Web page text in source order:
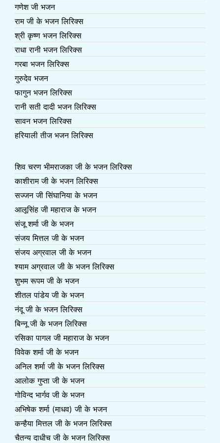
गणेश जी भजन
राम जी के भजन लिरिक्स
श्री कृष्ण भजन लिरिक्स
राधा रानी भजन लिरिक्स
गरबा भजन लिरिक्स
गुरुदेव भजन
फागुन भजन लिरिक्स
रानी सती दादी भजन लिरिक्स
सावन भजन लिरिक्स
हरियाली तीज भजन लिरिक्स
शिव चरण भीमराजका जी के भजन लिरिक्स
काशीराम जी के भजन लिरिक्स
सज्जन जी सिंघानिया के भजन
आलूसिंह जी महाराज के भजन
संजू शर्मा जी के भजन
संजय मित्तल जी के भजन
संजय अग्रवाल जी के भजन
श्याम अग्रवाल जी के भजन लिरिक्स
शुभम रूपम जी के भजन
शीतल पांडेय जी के भजन
नंदू जी के भजन लिरिक्स
बिन्नू जी के भजन लिरिक्स
रसिका पागल जी महाराज के भजन
विवेक शर्मा जी के भजन
अनिल शर्मा जी के भजन लिरिक्स
आलोक गुप्ता जी के भजन
गोविन्द भार्गव जी के भजन
अभिषेक शर्मा (माधव) जी के भजन
कन्हैया मित्तल जी के भजन लिरिक्स
चैतन्य दाधीच जी के भजन लिरिक्स